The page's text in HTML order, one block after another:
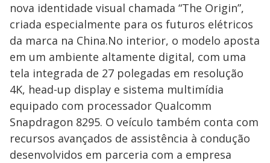
nova identidade visual chamada “The Origin”,
criada especialmente para os futuros elétricos
da marca na China.No interior, o modelo aposta
em um ambiente altamente digital, com uma
tela integrada de 27 polegadas em resolução
4K, head-up display e sistema multimídia
equipado com processador Qualcomm
Snapdragon 8295. O veículo também conta com
recursos avançados de assistência à condução
desenvolvidos em parceria com a empresa